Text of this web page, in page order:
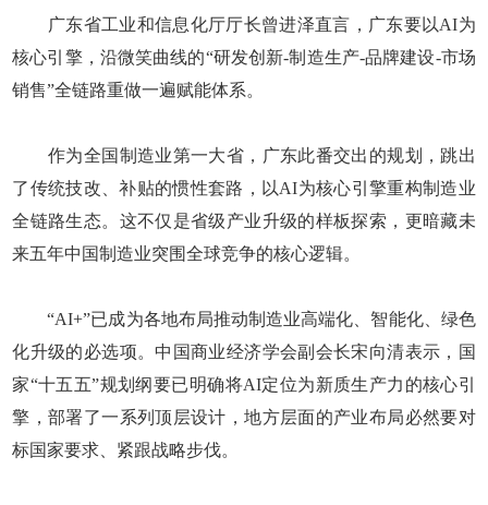
广东省工业和信息化厅厅长曾进泽直言，广东要以AI为
核心引擎，沿微笑曲线的“研发创新-制造生产-品牌建设-市场
销售”全链路重做一遍赋能体系。
作为全国制造业第一大省，广东此番交出的规划，跳出
了传统技改、补贴的惯性套路，以AI为核心引擎重构制造业
全链路生态。这不仅是省级产业升级的样板探索，更暗藏未
来五年中国制造业突围全球竞争的核心逻辑。
“AI+”已成为各地布局推动制造业高端化、智能化、绿色
化升级的必选项。中国商业经济学会副会长宋向清表示，国
家“十五五”规划纲要已明确将AI定位为新质生产力的核心引
擎，部署了一系列顶层设计，地方层面的产业布局必然要对
标国家要求、紧跟战略步伐。